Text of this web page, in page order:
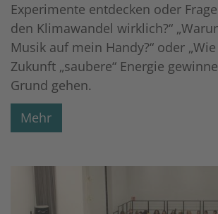
Experimente entdecken oder
den Klimawandel wirklich?“
Musik auf mein Handy?“ oder
Zukunft „saubere“ Energie
Grund gehen.
Mehr